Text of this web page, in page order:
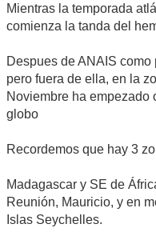
Mientras la temporada
comienza la tanda del
Despues de ANAIS
pero fuera de ella, en la
Noviembre ha empezado
globo
Recordemos que hay 3
Madagascar y SE de
Reunión, Mauricio, y en
Islas Seychelles.